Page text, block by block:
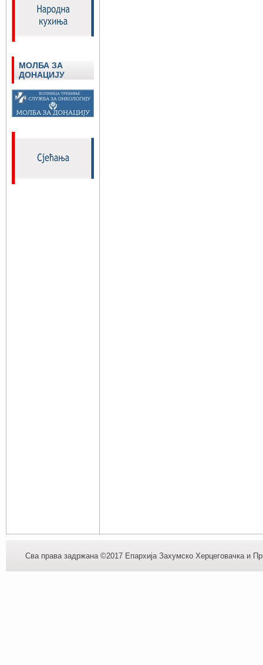
МОЛБА ЗА
ДОНАЦИЈУ
Сва права задржана ©2017 Епархија Захумско Херцеговачка и